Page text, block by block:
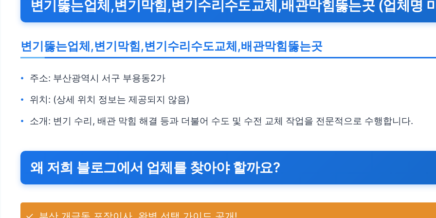
변기뚫는업체,변기막힘,변기수리수도교체,배관막힘뚫는곳 (업체명
변기뚫는업체,변기막힘,변기수리수도교체,배관막힘뚫는곳
주소: 부산광역시 서구 부용동2가
위치: (상세 위치 정보는 제공되지 않음)
소개: 변기 수리, 배관 막힘 해결 등과 더불어 수도 및 수전 교체 작업을 전문적으로 수행합니다.
왜 저희 블로그에서 업체를 찾아야 할까요?